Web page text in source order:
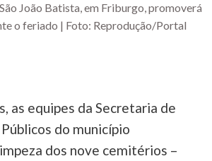
João Batista, em Friburgo, promoverá
o feriado | Foto: Reprodução/Portal
as equipes da Secretaria de
do município
dos nove cemitérios –